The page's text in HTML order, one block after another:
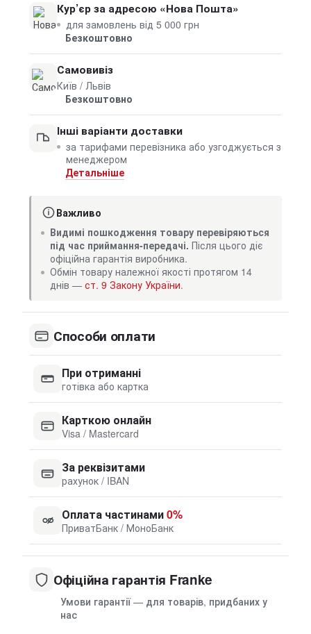
Кур’єр за адресою «Нова Пошта»
для замовлень від 5 000 грн
Безкоштовно
Самовивіз
Київ / Львів
Безкоштовно
Інші варіанти доставки
за тарифами перевізника або узгоджується з
менеджером
Детальніше
Важливо
Видимі пошкодження товару перевіряються
під час приймання-передачі. Після цього діє
офіційна гарантія виробника.
Обмін товару належної якості протягом 14
днів — ст. 9 Закону України.
Способи оплати
При отриманні
готівка або картка
Карткою онлайн
Visa / Mastercard
За реквізитами
рахунок / IBAN
Оплата частинами0%
ПриватБанк / МоноБанк
Офіційна гарантія Franke
Умови гарантії — для товарів, придбаних у
нас